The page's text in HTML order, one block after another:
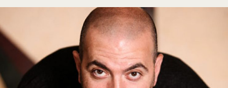
Art direction
Naael Kanj
Tawfeek Barhom